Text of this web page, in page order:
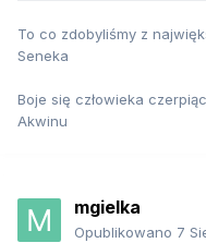
To co zdobyliśmy z
Seneka
Boje się człowieka
Akwinu
mgielka
Opublikowano 7